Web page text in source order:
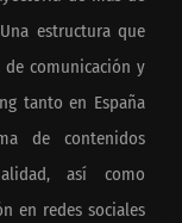
estructura que
comunicación y
tanto en España
de contenidos
así como
en redes sociales